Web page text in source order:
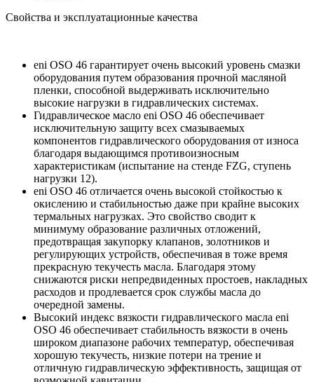
Свойства и эксплуатационные качества
eni OSO 46 гарантирует очень высокий уровень смазки
оборудования путем образования прочной масляной
пленки, способной выдерживать исключительно
высокие нагрузки в гидравлических системах.
Гидравлическое масло eni OSO 46 обеспечивает
исключительную защиту всех смазываемых
компонентов гидравлического оборудования от износа
благодаря выдающимся противоизносным
характеристикам (испытание на стенде FZG, ступень
нагрузки 12).
eni OSO 46 отличается очень высокой стойкостью к
окислению и стабильностью даже при крайне высоких
термальных нагрузках. Это свойство сводит к
минимуму образование различных отложений,
предотвращая закупорку клапанов, золотников и
регулирующих устройств, обеспечивая в тоже время
прекрасную текучесть масла. Благодаря этому
снижаются риски непредвиденных простоев, накладных
расходов и продлевается срок службы масла до
очередной замены.
Высокий индекс вязкости гидравлического масла eni
OSO 46 обеспечивает стабильность вязкости в очень
широком диапазоне рабочих температур, обеспечивая
хорошую текучесть, низкие потери на трение и
отличную гидравлическую эффективность, защищая от